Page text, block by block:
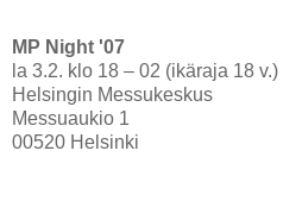
MP Night '07
la 3.2. klo 18 – 02 (ikäraja 18 v.)
Helsingin Messukeskus
Messuaukio 1
00520 Helsinki